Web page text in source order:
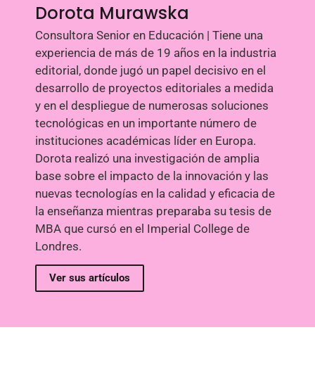
Dorota Murawska
Consultora Senior en Educación | Tiene una
experiencia de más de 19 años en la industria
editorial, donde jugó un papel decisivo en el
desarrollo de proyectos editoriales a medida
y en el despliegue de numerosas soluciones
tecnológicas en un importante número de
instituciones académicas líder en Europa.
Dorota realizó una investigación de amplia
base sobre el impacto de la innovación y las
nuevas tecnologías en la calidad y eficacia de
la enseñanza mientras preparaba su tesis de
MBA que cursó en el Imperial College de
Londres.
Ver sus artículos